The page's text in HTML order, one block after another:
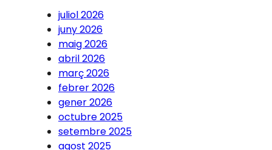
juliol 2026
juny 2026
maig 2026
abril 2026
març 2026
febrer 2026
gener 2026
octubre 2025
setembre 2025
agost 2025